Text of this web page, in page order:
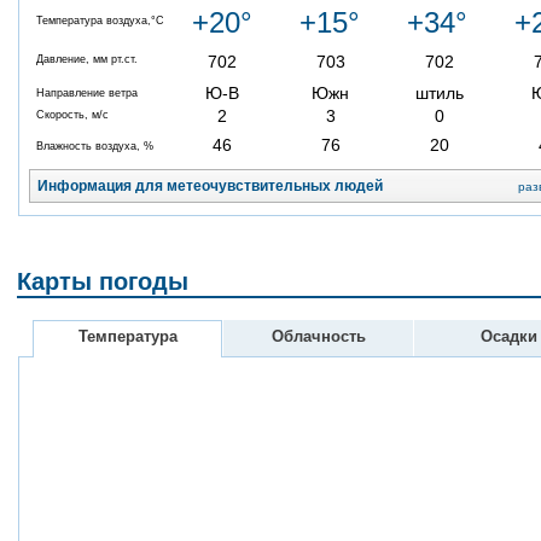
Температура воздуха,°C +20° +15° +34°
Давление, мм рт.ст. 702 703 702
Направление ветра Ю-В Южн штиль
Скорость, м/с 2 3 0
Влажность воздуха, % 46 76 20
Информация для метеочувствительных людей
Карты погоды
Температура Облачность Осадки